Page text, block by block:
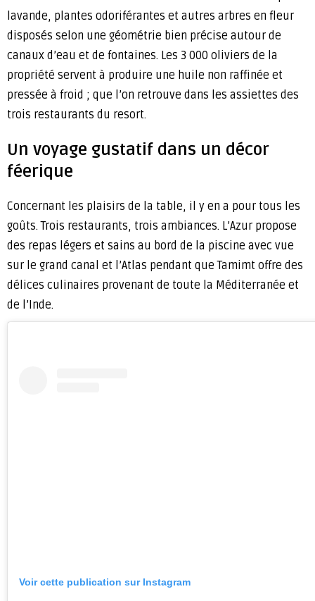
lavande, plantes odoriférantes et autres arbres en fleur
disposés selon une géométrie bien précise autour de
canaux d’eau et de fontaines. Les 3 000 oliviers de la
propriété servent à produire une huile non raffinée et
pressée à froid ; que l’on retrouve dans les assiettes des
trois restaurants du resort.
Un voyage gustatif dans un décor
féerique
Concernant les plaisirs de la table, il y en a pour tous les
goûts. Trois restaurants, trois ambiances. L’Azur propose
des repas légers et sains au bord de la piscine avec vue
sur le grand canal et l’Atlas pendant que Tamimt offre des
délices culinaires provenant de toute la Méditerranée et
de l’Inde.
Voir cette publication sur Instagram